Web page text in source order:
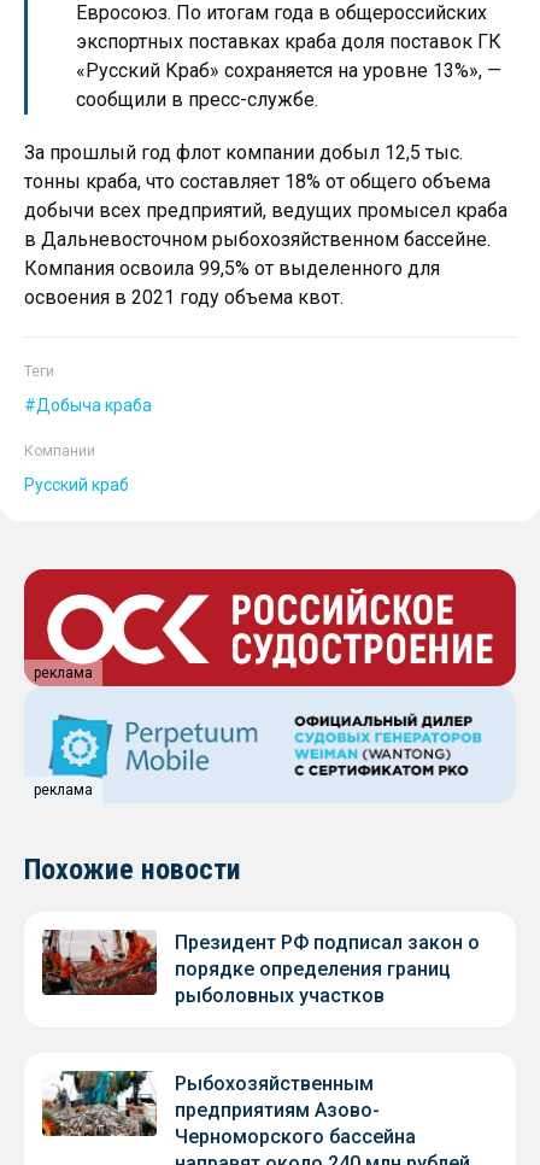
Евросоюз. По итогам года в общероссийских
экспортных поставках краба доля поставок ГК
«Русский Краб» сохраняется на уровне 13%», —
сообщили в пресс-службе.
За прошлый год флот компании добыл 12,5 тыс.
тонны краба, что составляет 18% от общего объема
добычи всех предприятий, ведущих промысел краба
в Дальневосточном рыбохозяйственном бассейне.
Компания освоила 99,5% от выделенного для
освоения в 2021 году объема квот.
Теги
Добыча краба
Компании
Русский краб
реклама
реклама
Похожие новости
Президент РФ подписал закон о
порядке определения границ
рыболовных участков
Рыбохозяйственным
предприятиям Азово-
Черноморского бассейна